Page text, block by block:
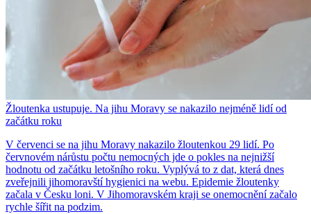
Žloutenka ustupuje. Na jihu Moravy se nakazilo nejméně lidí od
začátku roku
V červenci se na jihu Moravy nakazilo žloutenkou 29 lidí. Po
červnovém nárůstu počtu nemocných jde o pokles na nejnižší
hodnotu od začátku letošního roku. Vyplývá to z dat, která dnes
zveřejnili jihomoravští hygienici na webu. Epidemie žloutenky
začala v Česku loni. V Jihomoravském kraji se onemocnění začalo
rychle šířit na podzim.